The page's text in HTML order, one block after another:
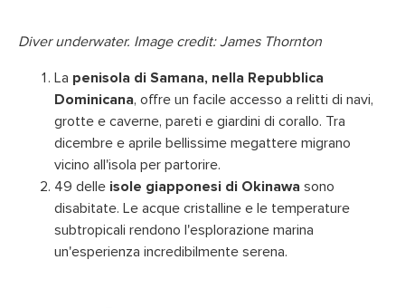
Diver underwater. Image credit: James Thornton
La penisola di Samana, nella Repubblica
Dominicana, offre un facile accesso a relitti di navi,
grotte e caverne, pareti e giardini di corallo. Tra
dicembre e aprile bellissime megattere migrano
vicino all'isola per partorire.
49 delle isole giapponesi di Okinawa sono
disabitate. Le acque cristalline e le temperature
subtropicali rendono l'esplorazione marina
un'esperienza incredibilmente serena.